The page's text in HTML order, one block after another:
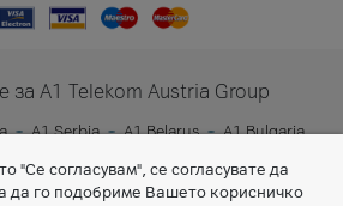
за A1 Telekom Austria Group
A1 Serbia A1 Belarus
A1 Bulgaria
Slovenia
A1 Digital
"Се согласувам", се согласувате да
да го подобриме Вашето корисничко